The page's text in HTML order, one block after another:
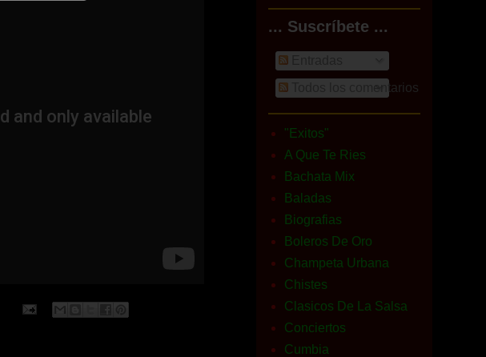
... Suscríbete ...
Todos los comentarios
"Exitos"
A Que Te Ries
Bachata Mix
Baladas
Biografias
Boleros De Oro
Champeta Urbana
Chistes
Clasicos De La Salsa
Conciertos
Cumbia